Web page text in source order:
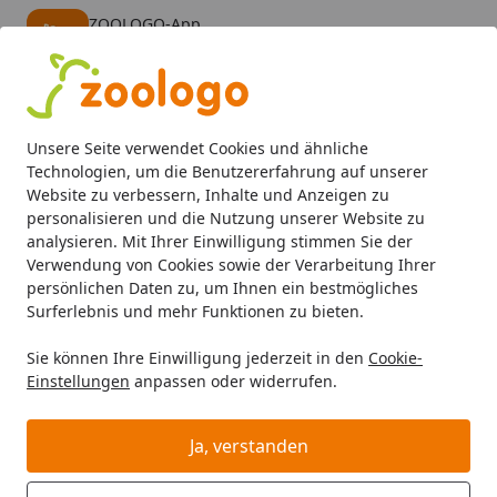
Unsere Seite verwendet Cookies und ähnliche
Technologien, um die Benutzererfahrung auf unserer
Website zu verbessern, Inhalte und Anzeigen zu
personalisieren und die Nutzung unserer Website zu
analysieren. Mit Ihrer Einwilligung stimmen Sie der
Verwendung von Cookies sowie der Verarbeitung Ihrer
persönlichen Daten zu, um Ihnen ein bestmögliches
Surferlebnis und mehr Funktionen zu bieten.
Sie können Ihre Einwilligung jederzeit in den Cookie-
Einstellungen anpassen oder widerrufen.
Ja, verstanden
ZOOLOGO-App
Alle Produkte
Mein Konto
Suchen
Startseite
Katze Katzenfutter Nassfutter Bozita Häppchen in
Bozita Häppchen in Soße 370
Gramm Katzennassfutter
Sparpaket